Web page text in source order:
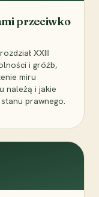
przeciwko
XXIII
i gróźb,
miru
należą i jakie
prawnego.